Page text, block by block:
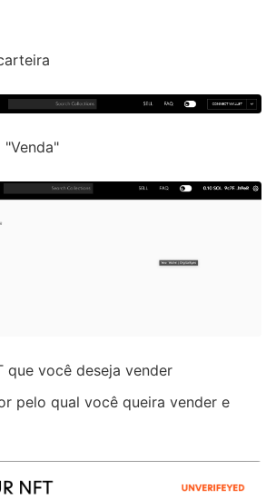
"Venda"
que você deseja vender
pelo qual você queira vender e